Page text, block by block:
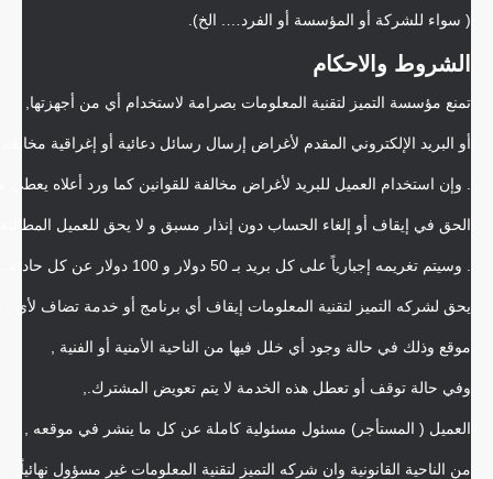
( سواء للشركة أو المؤسسة أو الفرد…. الخ).
الشروط والاحكام
تمنع مؤسسة التميز لتقنية المعلومات بصرامة لاستخدام أي من أجهزتها,
أو البريد الإلكتروني المقدم لأغراض إرسال رسائل دعائية أو إغراقية مخالفة
. وإن استخدام العميل للبريد لأغراض مخالفة للقوانين كما ورد أعلاه
الحق في إيقاف أو إلغاء الحساب دون إنذار مسبق و لا يحق للعميل
. وسيتم تغريمه إجبارياً على كل بريد بـ 50 دولار و 100 دولار عن كل حادثة .,
يحق لشركه التميز لتقنية المعلومات إيقاف أي برنامج أو خدمة تضاف لأي ,
موقع وذلك في حالة وجود أي خلل فيها من الناحية الأمنية أو الفنية ,
وفي حالة توقف أو تعطل هذه الخدمة لا يتم تعويض المشترك.,
العميل ( المستأجر) مسئول مسئولية كاملة عن كل ما ينشر في موقعه ,
من الناحية القانونية وان شركه التميز لتقنية المعلومات غير مسؤول نهائياً,